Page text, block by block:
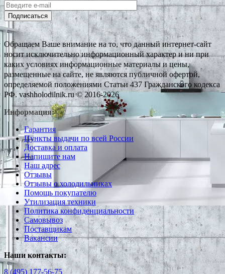
Подписаться
Обращаем Ваше внимание на то, что данный интернет-сайт
носит исключительно информационный характер и ни при
каких условиях информационные материалы и цены,
размещенные на сайте, не являются публичной офертой,
определяемой положениями Статьи 437 Гражданского кодекса
РФ. vashholodilnik.ru © 2016-2026
Информация:
Гарантия
Пункты выдачи по всей России
Доставка и оплата
Напишите нам
Наш адрес
Отзывы
Отзывы о холодильниках
Помощь покупателю
Утилизация техники
Политика конфиденциальности
Самовывоз
Поставщикам
Вакансии
Наши контакты:
8 (495) 177-56-75